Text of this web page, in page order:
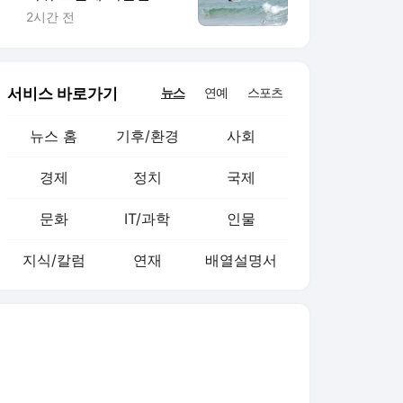
양…올여름 피서객 급증
2시간 전
서비스 바로가기 뉴스 연예 스포츠
뉴스 홈 기후/환경 사회
경제 정치 국제
문화 IT/과학 인물
지식/칼럼 연재 배열설명서